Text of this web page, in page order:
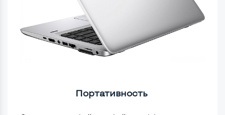
Портативность